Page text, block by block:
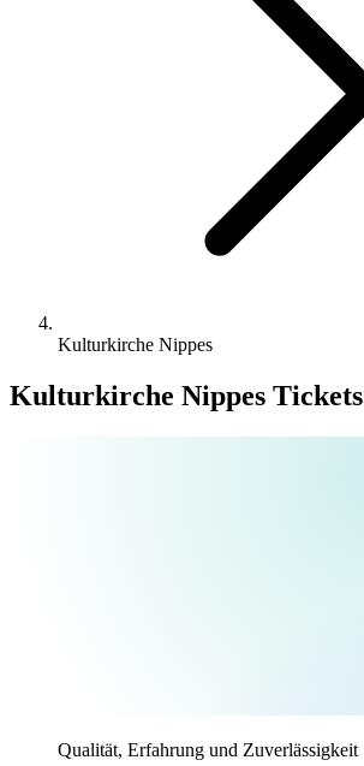
Kulturkirche Nippes
Kulturkirche Nippes Tickets
Qualität, Erfahrung und Zuverlässigkeit